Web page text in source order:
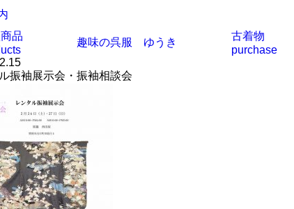
品
趣味の呉服 ゆうき
古着物
purchase
振袖展示会・振袖相談会